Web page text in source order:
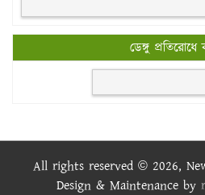
ডেঙ্গু প্রতিরোধে
All rights reserved © 2026,
Design & Maintenance by